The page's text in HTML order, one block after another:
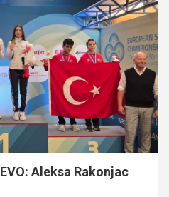
Aleksa Rakonjac